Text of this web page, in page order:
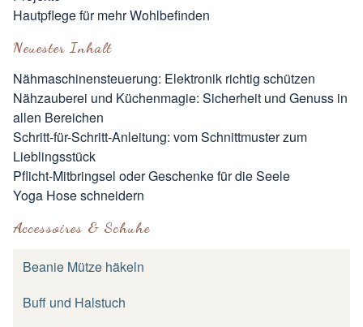
Hautpflege für mehr Wohlbefinden
Neuester Inhalt
Nähmaschinensteuerung: Elektronik richtig schützen
Nähzauberei und Küchenmagie: Sicherheit und Genuss in
allen Bereichen
Schritt-für-Schritt-Anleitung: vom Schnittmuster zum
Lieblingsstück
Pflicht-Mitbringsel oder Geschenke für die Seele
Yoga Hose schneidern
Accessoires & Schuhe
Beanie Mütze häkeln
Buff und Halstuch